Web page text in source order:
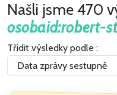
Našli jsme 470
osobaid:robert-
Třídit výsledky podle :